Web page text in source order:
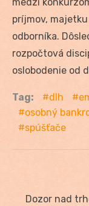
príjmov,
odborníka.
rozpočtová
oslobodenie od
Tag: dlh
osobný
spúšťače
Previous
Dozor nad